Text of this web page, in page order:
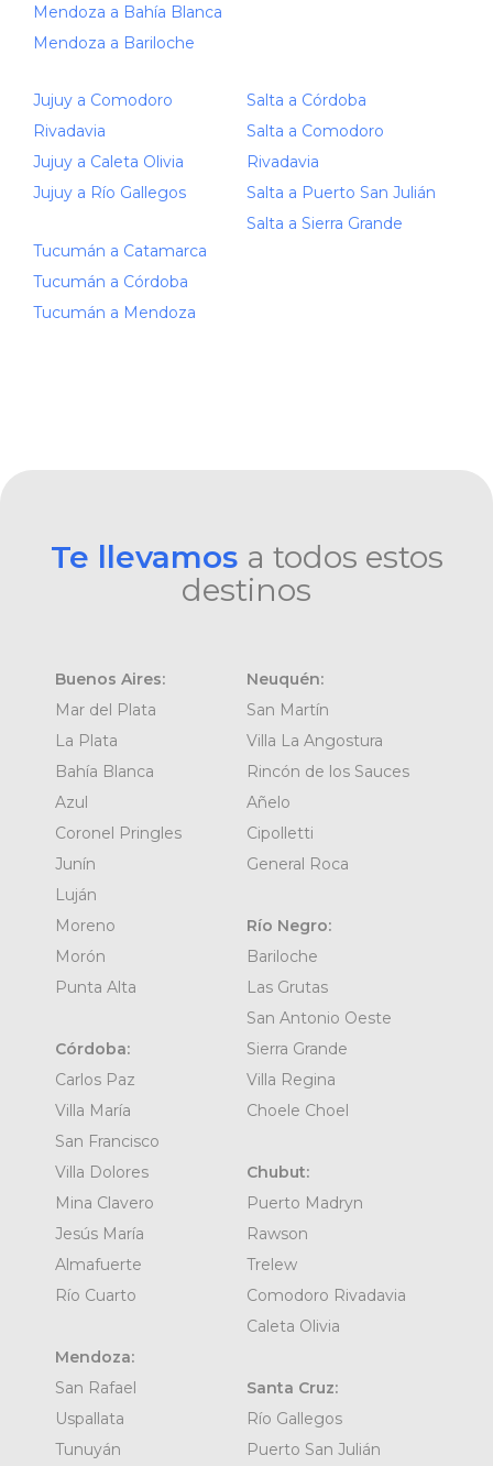
Mendoza a Bahía Blanca
Mendoza a Bariloche
Jujuy a Comodoro
Rivadavia
Jujuy a Caleta Olivia
Jujuy a Río Gallegos
Tucumán a Catamarca
Tucumán a Córdoba
Tucumán a Mendoza
Salta a Córdoba
Salta a Comodoro
Rivadavia
Salta a Puerto San Julián
Salta a Sierra Grande
Te llevamos a todos estos
destinos
Buenos Aires:
Mar del Plata
La Plata
Bahía Blanca
Azul
Coronel Pringles
Junín
Luján
Moreno
Morón
Punta Alta
Córdoba:
Carlos Paz
Villa María
San Francisco
Villa Dolores
Mina Clavero
Jesús María
Almafuerte
Río Cuarto
Mendoza:
San Rafael
Uspallata
Tunuyán
Neuquén:
San Martín
Villa La Angostura
Rincón de los Sauces
Añelo
Cipolletti
General Roca
Río Negro:
Bariloche
Las Grutas
San Antonio Oeste
Sierra Grande
Villa Regina
Choele Choel
Chubut:
Puerto Madryn
Rawson
Trelew
Comodoro Rivadavia
Caleta Olivia
Santa Cruz:
Río Gallegos
Puerto San Julián